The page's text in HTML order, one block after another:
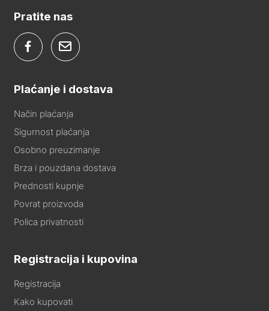
Pratite nas
Plaćanje i dostava
Način plaćanja
Sigurnost plaćanja
Osobno preuzimanje
Brza i pouzdana dostava
Prednosti kupnje
Povrat proizvoda
Polica privatnosti
Registracija i kupovina
Registracija
Kako kupovati